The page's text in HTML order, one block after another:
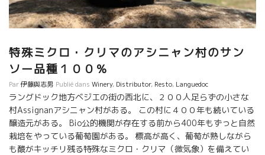
える畑も購入した★ 大阪からきた皆さんに自らの畑を歩いてもら
った。 何故、自然に、美味しく、リーズナブな価格で造れるかを
行する藤田社長を尊敬する。 業務酒販店として、単に酒、ワイン
など物品を販売するだけではなく、大阪の地場の飲食の人達と一
緒になって “楽しさ”“文化交流”などの“コト”を創造している小松屋
酒販は凄い！！ 私、伊藤、CLUB PASSION DU VINクラブ・パッシ
ョン・ドゥ・ヴァンは、こんな素晴らしいことを実現しようとす
る企業を心から応援しています。
特殊ミクロ・クリマのアシニャン村のサン
ソー品種１００％
Par伊藤與志男 Publié dans Winery, Distributor, Resto, Languedoc
ラングドック地方ベジエの街の西北に、２００人足らずの小さな
村Assignanアシニャン村がある。 この村に４００年も続いている
醸造元がある。 Bio公的機関が存在する前から400年もずっと自然
栽培をやっている葡萄園がある。 標高が高く、葡萄が熟しながら
も酸がキッチリ残る特殊なミクロ・クリマ（微気象）を備えてい